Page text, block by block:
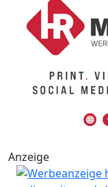
Anzeige